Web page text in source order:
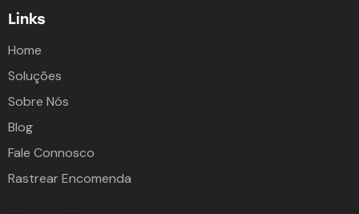
Links
Home
Soluções
Sobre Nós
Blog
Fale Connosco
Rastrear Encomenda